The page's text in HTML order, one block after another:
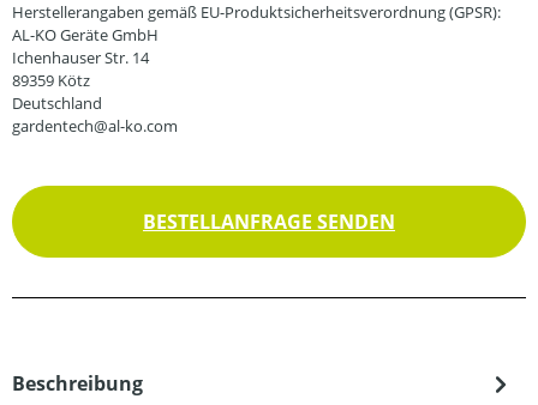
Herstellerangaben gemäß EU-Produktsicherheitsverordnung (GPSR):
AL-KO Geräte GmbH
Ichenhauser Str. 14
89359 Kötz
Deutschland
gardentech@al-ko.com
BESTELLANFRAGE SENDEN
Beschreibung